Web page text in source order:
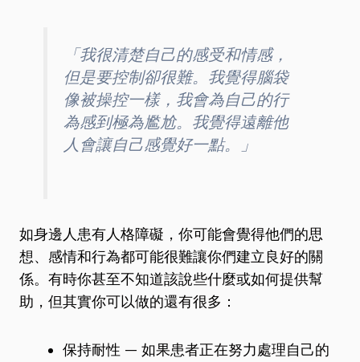
「我很清楚自己的感受和情感，
但是要控制卻很難。我覺得腦袋
像被操控一樣，我會為自己的行
為感到極為尷尬。我覺得遠離他
人會讓自己感覺好一點。」
如身邊人患有人格障礙，你可能會覺得他們的思
想、感情和行為都可能很難讓你們建立良好的關
係。有時你甚至不知道該說些什麼或如何提供幫
助，但其實你可以做的還有很多：
保持耐性 — 如果患者正在努力處理自己的